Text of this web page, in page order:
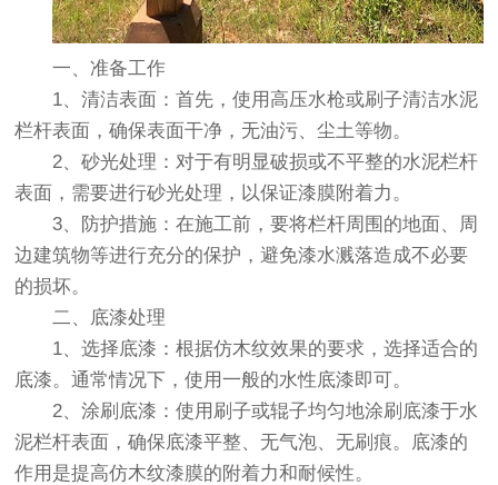
一、准备工作
1、清洁表面：首先，使用高压水枪或刷子清洁水泥
栏杆表面，确保表面干净，无油污、尘土等物。
2、砂光处理：对于有明显破损或不平整的水泥栏杆
表面，需要进行砂光处理，以保证漆膜附着力。
3、防护措施：在施工前，要将栏杆周围的地面、周
边建筑物等进行充分的保护，避免漆水溅落造成不必要
的损坏。
二、底漆处理
1、选择底漆：根据仿木纹效果的要求，选择适合的
底漆。通常情况下，使用一般的水性底漆即可。
2、涂刷底漆：使用刷子或辊子均匀地涂刷底漆于水
泥栏杆表面，确保底漆平整、无气泡、无刷痕。底漆的
作用是提高仿木纹漆膜的附着力和耐候性。